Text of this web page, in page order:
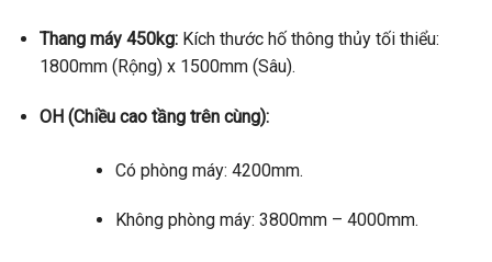
Thang máy 450kg:Kích thước hố thông thủy tối thiểu:
1800mm (Rộng) x 1500mm (Sâu).
OH (Chiều cao tầng trên cùng):
Có phòng máy: 4200mm.
Không phòng máy: 3800mm – 4000mm.